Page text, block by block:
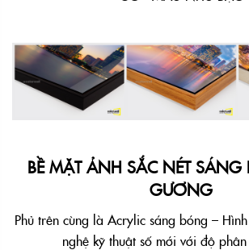
BỀ MẶT ẢNH SẮC NÉT
GƯƠNG
Phủ trên cùng là Acrylic sáng bóng –
nghệ kỹ thuật số mới với độ